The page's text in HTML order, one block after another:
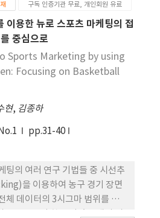
눈물막안정성을 측정하였다. 동
계(VIP™-200 Pupillometer)
수차계(KR-1W)를 사용하여 4
정하였으며, 100%와 10% 대비
정하고, 조절력은 Push-up
안정성은 눈물막파괴시간
자의 흡연 전 상태에서 측정한
. 결 과: 흡연의 급성효과로 동공
에 상관없이 모두 유의하게 감소
소시와 박명시에서 측정한 저
게 향상되었다(p<0.05). 대비감
이가 없 었고(p>0.05), 흡연 후 조
하게 감소하였다(p<0.05). 흡
동공크기는 모든 조도와 휘도에서
구독 인증기관 무료, 개인회원 유료
이용한 뉴로 스포츠 마케팅의 접
중심으로
Sports Marketing by using
Focusing on Basketball
현, 김종하
pp.31-40
팅의 여러 연구 기법들 중 시선추
을 이용하여 농구 경기 장면
체 데이터의 3시그마 범위를 벗어